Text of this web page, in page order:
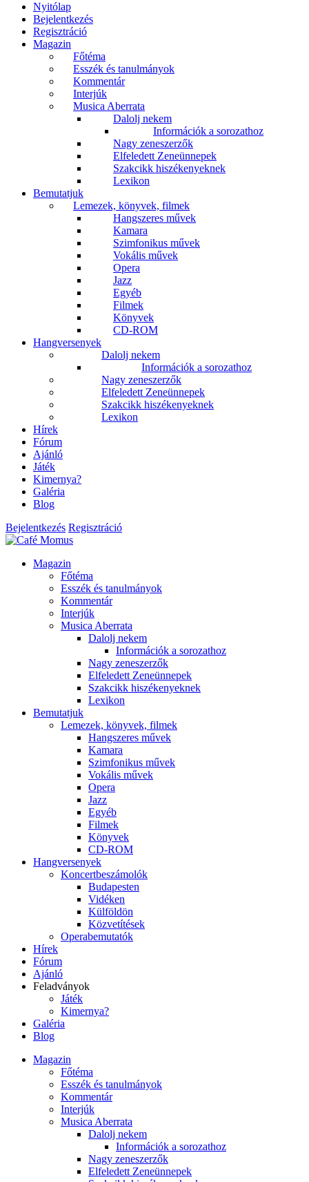
Nyitólap
Bejelentkezés
Regisztráció
Magazin
Főtéma
Esszék és tanulmányok
Kommentár
Interjúk
Musica Aberrata
Dalolj nekem
Információk a sorozathoz
Nagy zeneszerzők
Elfeledett Zeneünnepek
Szakcikk hiszékenyeknek
Lexikon
Bemutatjuk
Lemezek, könyvek, filmek
Hangszeres művek
Kamara
Szimfonikus művek
Vokális művek
Opera
Jazz
Egyéb
Filmek
Könyvek
CD-ROM
Hangversenyek
Dalolj nekem
Információk a sorozathoz
Nagy zeneszerzők
Elfeledett Zeneünnepek
Szakcikk hiszékenyeknek
Lexikon
Hírek
Fórum
Ajánló
Játék
Kimernya?
Galéria
Blog
Bejelentkezés Regisztráció
Magazin
Főtéma
Esszék és tanulmányok
Kommentár
Interjúk
Musica Aberrata
Dalolj nekem
Információk a sorozathoz
Nagy zeneszerzők
Elfeledett Zeneünnepek
Szakcikk hiszékenyeknek
Lexikon
Bemutatjuk
Lemezek, könyvek, filmek
Hangszeres művek
Kamara
Szimfonikus művek
Vokális művek
Opera
Jazz
Egyéb
Filmek
Könyvek
CD-ROM
Hangversenyek
Koncertbeszámolók
Budapesten
Vidéken
Külföldön
Közvetítések
Operabemutatók
Hírek
Fórum
Ajánló
Feladványok
Játék
Kimernya?
Galéria
Blog
Magazin
Főtéma
Esszék és tanulmányok
Kommentár
Interjúk
Musica Aberrata
Dalolj nekem
Információk a sorozathoz
Nagy zeneszerzők
Elfeledett Zeneünnepek